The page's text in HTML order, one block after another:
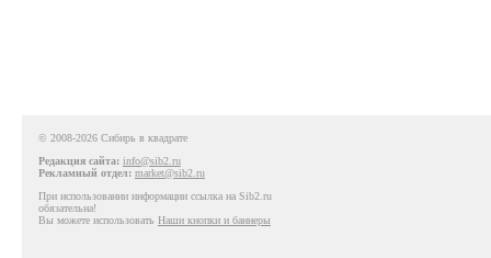
© 2008-2026 Сибирь в квадрате
Редакция сайта: info@sib2.ru
Рекламный отдел: market@sib2.ru
При использовании информации ссылка на Sib2.ru
обязательна!
Вы можете использовать Наши кнопки и баннеры